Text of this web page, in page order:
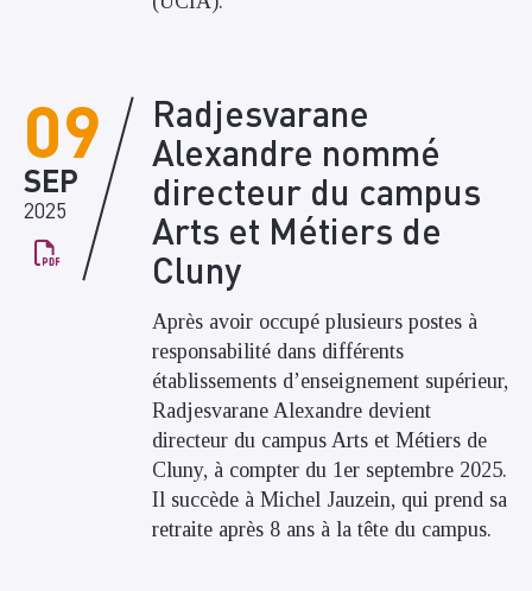
09
SEP
2025
Radjesvarane
Alexandre nommé
directeur du campus
Arts et Métiers de
Cluny
Après avoir occupé plusieurs postes à
responsabilité dans différents
établissements d’enseignement supérieur,
Radjesvarane Alexandre devient
directeur du campus Arts et Métiers de
Cluny, à compter du 1er septembre 2025.
Il succède à Michel Jauzein, qui prend sa
retraite après 8 ans à la tête du campus.